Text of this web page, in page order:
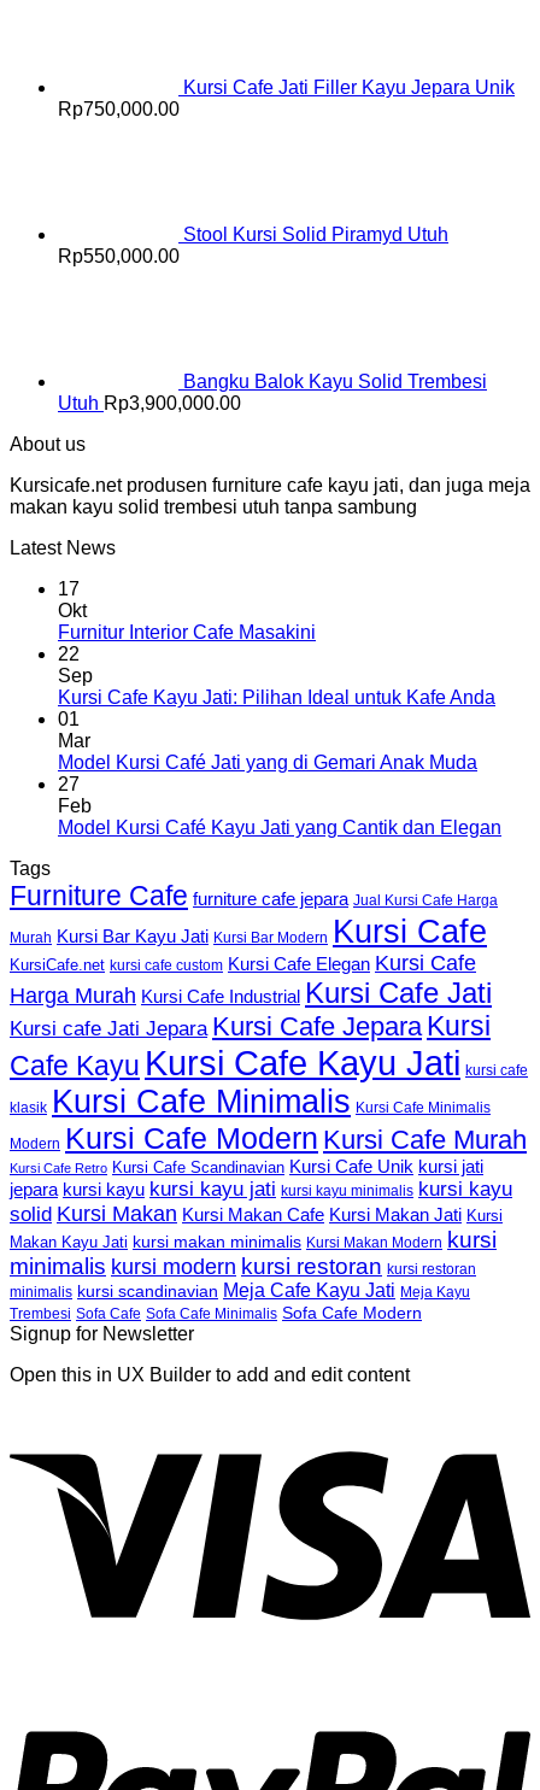
Kursi Cafe Jati Filler Kayu Jepara Unik
Rp750,000.00
Stool Kursi Solid Piramyd Utuh
Rp550,000.00
Bangku Balok Kayu Solid Trembesi
Utuh Rp3,900,000.00
About us
Kursicafe.net produsen furniture cafe kayu jati, dan juga meja
makan kayu solid trembesi utuh tanpa sambung
Latest News
17
Okt
Furnitur Interior Cafe Masakini
22
Sep
Kursi Cafe Kayu Jati: Pilihan Ideal untuk Kafe Anda
01
Mar
Model Kursi Café Jati yang di Gemari Anak Muda
27
Feb
Model Kursi Café Kayu Jati yang Cantik dan Elegan
Tags
Furniture Cafe furniture cafe jepara Jual Kursi Cafe Harga
Murah Kursi Bar Kayu Jati Kursi Bar Modern Kursi Cafe
KursiCafe.net kursi cafe custom Kursi Cafe Elegan Kursi Cafe
Harga Murah Kursi Cafe Industrial Kursi Cafe Jati
Kursi cafe Jati Jepara Kursi Cafe Jepara Kursi
Cafe Kayu Kursi Cafe Kayu Jati kursi cafe
klasik Kursi Cafe Minimalis Kursi Cafe Minimalis
Modern Kursi Cafe Modern Kursi Cafe Murah
Kursi Cafe Retro Kursi Cafe Scandinavian Kursi Cafe Unik kursi jati
jepara kursi kayu kursi kayu jati kursi kayu minimalis kursi kayu
solid Kursi Makan Kursi Makan Cafe Kursi Makan Jati Kursi
Makan Kayu Jati kursi makan minimalis Kursi Makan Modern
kursi
minimalis kursi modern kursi restoran kursi restoran
minimalis kursi scandinavian Meja Cafe Kayu Jati Meja Kayu
Trembesi Sofa Cafe Sofa Cafe Minimalis Sofa Cafe Modern
Signup for Newsletter
Open this in UX Builder to add and edit content